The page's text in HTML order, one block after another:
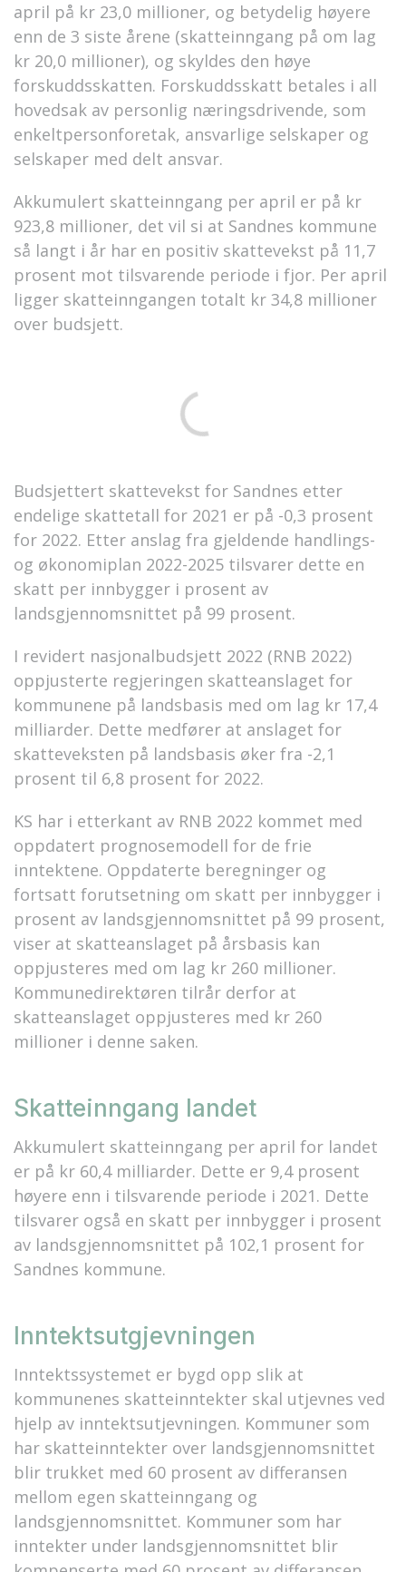
april på kr 23,0 millioner, og betydelig høyere
enn de 3 siste årene (skatteinngang på om lag
kr 20,0 millioner), og skyldes den høye
forskuddsskatten. Forskuddsskatt betales i all
hovedsak av personlig næringsdrivende, som
enkeltpersonforetak, ansvarlige selskaper og
selskaper med delt ansvar.
Akkumulert skatteinngang per april er på kr
923,8 millioner, det vil si at Sandnes kommune
så langt i år har en positiv skattevekst på 11,7
prosent mot tilsvarende periode i fjor. Per april
ligger skatteinngangen totalt kr 34,8 millioner
over budsjett.
Budsjettert skattevekst for Sandnes etter
endelige skattetall for 2021 er på -0,3 prosent
for 2022. Etter anslag fra gjeldende handlings-
og økonomiplan 2022-2025 tilsvarer dette en
skatt per innbygger i prosent av
landsgjennomsnittet på 99 prosent.
I revidert nasjonalbudsjett 2022 (RNB 2022)
oppjusterte regjeringen skatteanslaget for
kommunene på landsbasis med om lag kr 17,4
milliarder. Dette medfører at anslaget for
skatteveksten på landsbasis øker fra -2,1
prosent til 6,8 prosent for 2022.
KS har i etterkant av RNB 2022 kommet med
oppdatert prognosemodell for de frie
inntektene. Oppdaterte beregninger og
fortsatt forutsetning om skatt per innbygger i
prosent av landsgjennomsnittet på 99 prosent,
viser at skatteanslaget på årsbasis kan
oppjusteres med om lag kr 260 millioner.
Kommunedirektøren tilrår derfor at
skatteanslaget oppjusteres med kr 260
millioner i denne saken.
Skatteinngang landet
Akkumulert skatteinngang per april for landet
er på kr 60,4 milliarder. Dette er 9,4 prosent
høyere enn i tilsvarende periode i 2021. Dette
tilsvarer også en skatt per innbygger i prosent
av landsgjennomsnittet på 102,1 prosent for
Sandnes kommune.
Inntektsutgjevningen
Inntektssystemet er bygd opp slik at
kommunenes skatteinntekter skal utjevnes ved
hjelp av inntektsutjevningen. Kommuner som
har skatteinntekter over landsgjennomsnittet
blir trukket med 60 prosent av differansen
mellom egen skatteinngang og
landsgjennomsnittet. Kommuner som har
inntekter under landsgjennomsnittet blir